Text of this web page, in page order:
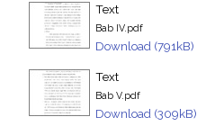
Text
Bab IV.pdf
Download (791kB)
Text
Bab V.pdf
Download (309kB)